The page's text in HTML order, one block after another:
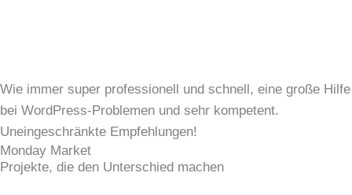
Wie immer super professionell und schnell, eine große Hilfe
bei WordPress-Problemen und sehr kompetent.
Uneingeschränkte Empfehlungen!
Monday Market
Projekte, die den Unterschied machen